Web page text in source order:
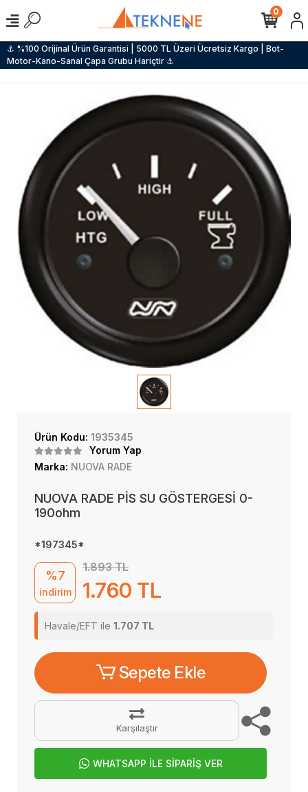
⚓ %100 Orijinal Ürün Garantisi | 5000 TL Üzeri Ücretsiz Kargo | Bot-
Motor-Kano-Sanal Çapa Grubu Hariçtir ⚓
0
Ürün Kodu: 1935345
Yorum Yap
Marka: NUOVA RADE
NUOVA RADE PİS SU GÖSTERGESİ 0-
190ohm
*197345*
%7
indirim
1.893 TL
1.760 TL
Havale/EFT ile 1.707 TL
Sepete Ekle
Karşılaştır
WHATSAPP İLE SİPARİŞ VER